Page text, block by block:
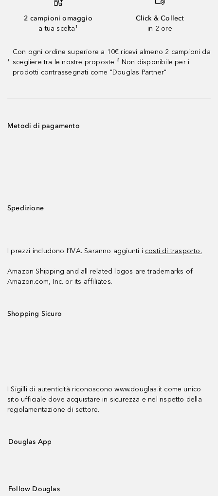
2 campioni omaggio
a tua scelta¹
Click & Collect
in 2 ore
¹
Con ogni ordine superiore a 10€ ricevi almeno 2 campioni da
scegliere tra le nostre proposte ² Non disponibile per i
prodotti contrassegnati come "Douglas Partner"
Metodi di pagamento
Spedizione
I prezzi includono l’IVA. Saranno aggiunti i costi di trasporto.
Amazon Shipping and all related logos are trademarks of
Amazon.com, Inc. or its affiliates.
Shopping Sicuro
I Sigilli di autenticità riconoscono www.douglas.it come unico
sito ufficiale dove acquistare in sicurezza e nel rispetto della
regolamentazione di settore.
Douglas App
Follow Douglas